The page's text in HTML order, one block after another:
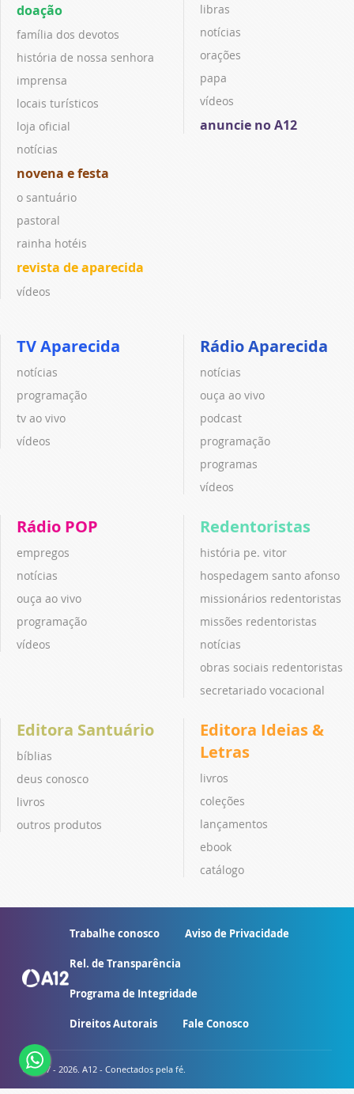
doação
família dos devotos
história de nossa senhora
imprensa
locais turísticos
loja oficial
notícias
novena e festa
o santuário
pastoral
rainha hotéis
revista de aparecida
vídeos
libras
notícias
orações
papa
vídeos
anuncie no A12
TV Aparecida
notícias
programação
tv ao vivo
vídeos
Rádio Aparecida
notícias
ouça ao vivo
podcast
programação
programas
vídeos
Rádio POP
empregos
notícias
ouça ao vivo
programação
vídeos
Redentoristas
história pe. vitor
hospedagem santo afonso
missionários redentoristas
missões redentoristas
notícias
obras sociais redentoristas
secretariado vocacional
Editora Santuário
bíblias
deus conosco
livros
outros produtos
Editora Ideias &
Letras
livros
coleções
lançamentos
ebook
catálogo
Trabalhe conosco Aviso de Privacidade
Rel. de Transparência
Programa de Integridade
Direitos Autorais Fale Conosco
© 2007 - 2026. A12 - Conectados pela fé.